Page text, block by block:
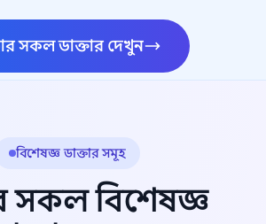
সকল ডাক্তার দেখুন
বিশেষজ্ঞ ডাক্তার সমূহ
সকল বিশেষজ্ঞ